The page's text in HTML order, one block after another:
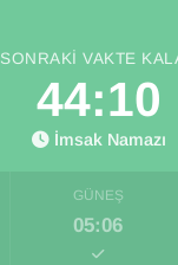
SONRAKI VAKTE
44:09
İmsak Namazı
GÜNEŞ
05:06